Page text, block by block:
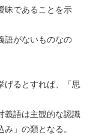
昧であることを示
語がないものなの
げるとすれば、「思
義語は主観的な認識
」の類となる。